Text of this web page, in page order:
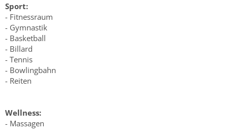
Sport:
- Fitnessraum
- Gymnastik
- Basketball
- Billard
- Tennis
- Bowlingbahn
- Reiten
Wellness:
- Massagen